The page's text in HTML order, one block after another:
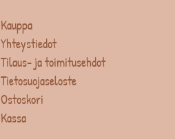
Kauppa
Yhteystiedot
Tilaus- ja toimitusehdot
Tietosuojaseloste
Ostoskori
Kassa